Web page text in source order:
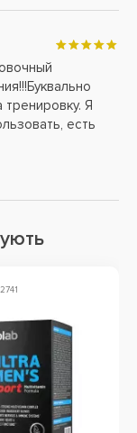
Я
есть